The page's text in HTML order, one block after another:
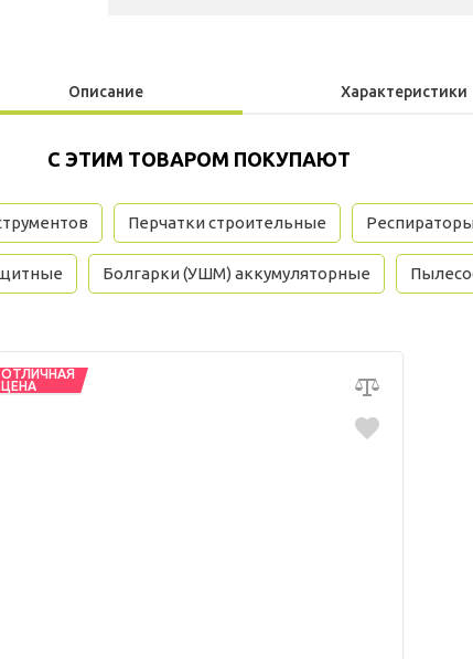
Описание Характеристики
С ЭТИМ ТОВАРОМ ПОКУПАЮТ
Перчатки строительные
Болгарки (УШМ) аккумуляторные
ОТЛИЧНАЯ
ЦЕНА